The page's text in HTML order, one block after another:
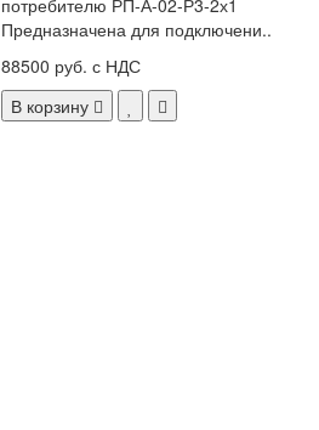
Предназначена для подключени..
88500 руб. с НДС
В корзину